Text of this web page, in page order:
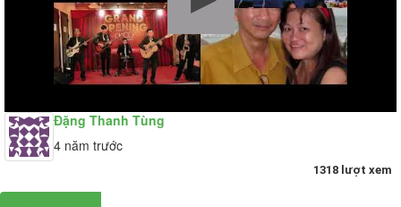
Đặng Thanh Tùng
4 năm trước
1318 lượt xem